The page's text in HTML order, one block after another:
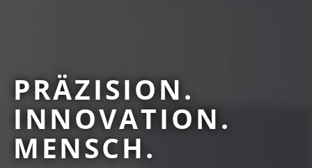
PRÄZISION.
INNOVATION.
MENSCH.